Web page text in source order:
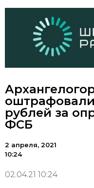
рублей за
ФСБ
2 апреля, 2021
10:24
02.04.21 10:24